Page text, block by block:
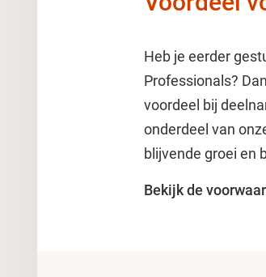
Heb je eerder
Professionals?
voordeel bij
onderdeel van
blijvende groei en
Bekijk de